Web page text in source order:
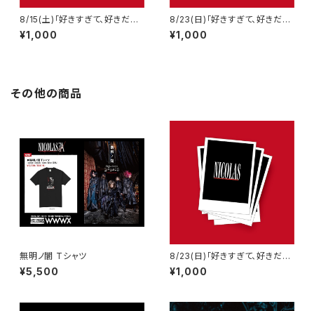
8/15(土)「好きすぎて、好きだけ
じゃ、癪に障る。」巣鴨獅子王 当
日チェキ
¥1,000
8/23(日)「好きすぎて、好きだけ
じゃ、癪に障る。」小倉WOW! 当
日チェキ
¥1,000
その他の商品
無明ノ闇 Tシャツ
¥5,500
8/23(日)「好きすぎて、好きだけ
じゃ、癪に障る。」小倉WOW! 当
日チェキ
¥1,000